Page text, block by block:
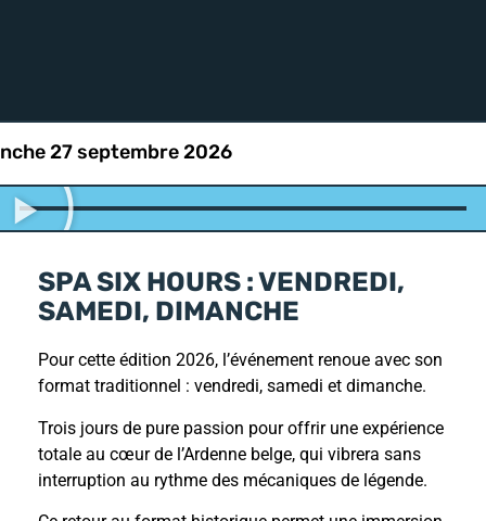
27 septembre 2026
SPA SIX HOURS : VENDREDI,
SAMEDI, DIMANCHE
Pour cette édition 2026, l’événement renoue avec son
format traditionnel : vendredi, samedi et dimanche.
Trois jours de pure passion pour offrir une expérience
totale au cœur de l’Ardenne belge, qui vibrera sans
interruption au rythme des mécaniques de légende.